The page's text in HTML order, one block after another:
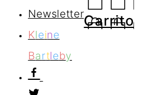
Newsletter
Kleine
Bartleby
Carrito